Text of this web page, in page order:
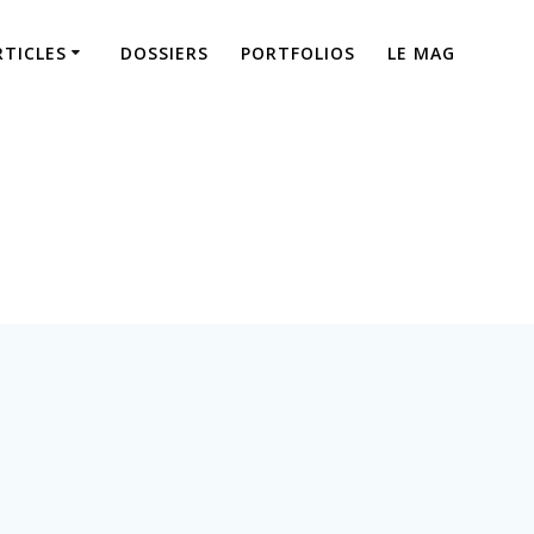
DOSSIERS PORTFOLIOS LE MAG